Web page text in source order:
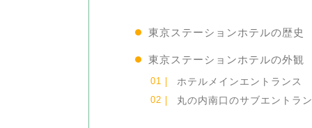
東京ステーションホテルの歴史
東京ステーションホテルの外観
ホテルメインエントランス
丸の内南口のサブエントラ